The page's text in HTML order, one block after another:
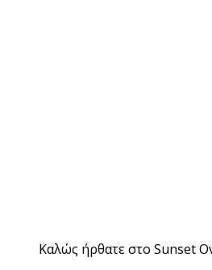
Καλώς ήρθατε στο Sunset